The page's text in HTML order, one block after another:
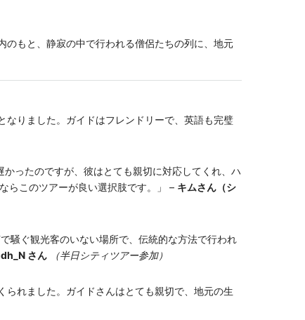
もと、静寂の中で行われる僧侶たちの列に、地元
なりました。ガイドはフレンドリーで、英語も完璧
ったのですが、彼はとても親切に対応してくれ、ハ
らこのツアーが良い選択肢です。」 – キムさん（シ
騒ぐ観光客のいない場所で、伝統的な方法で行われ
さん （半日シティツアー参加）
られました。ガイドさんはとても親切で、地元の生